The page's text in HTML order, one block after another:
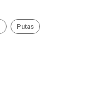
Putas